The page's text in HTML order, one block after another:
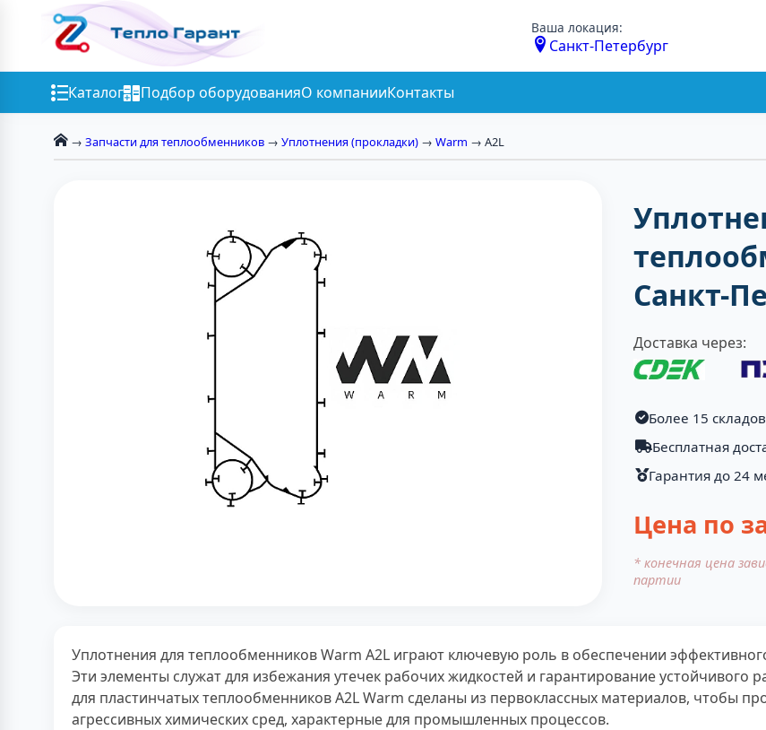
Ваша локация:
Санкт-Петербург
Каталог Подбор оборудованияО компанииКонтакты
→ Запчасти для теплообменников → Уплотнения (прокладки) → Warm → A2L
Санкт-
Доставка через:
Более 15
Бесплатная
Гарантия до 24
Цена по
* конечная цена
партии
Уплотнения для теплообменников Warm A2L играют ключевую роль в обеспечении
Эти элементы служат для избежания утечек рабочих жидкостей и гарантирование устойчивого
для пластинчатых теплообменников A2L Warm сделаны из первоклассных материалов, чтобы
агрессивных химических сред, характерные для промышленных процессов.